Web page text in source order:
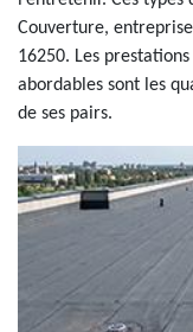
Couverture,
16250. Les
abordables sont les
de ses pairs.